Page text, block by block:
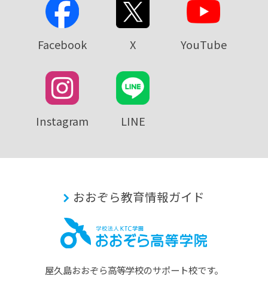
Facebook X YouTube
Instagram LINE
おおぞら教育情報ガイド
屋久島おおぞら⾼等学校のサポート校です。